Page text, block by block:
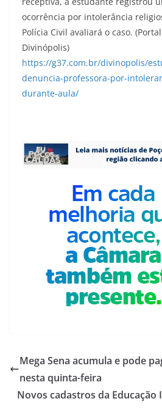
ocorrência por intolerância
Polícia Civil avaliará o caso.
Divinópolis)
https://g37.com.br/divinopolis/
denuncia-professora-por-
durante-aula/
Mega Sena acumula e pode
nesta quinta-feira
Novos cadastros da